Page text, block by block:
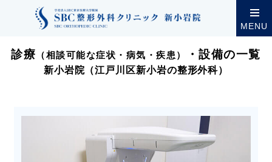
MENU
クリニック案内 診療（相談可能な症状・
診療 （相談可能な症状・病気・疾患） ・設備の一覧
新小岩院（江戸川区新小岩の整形外科）